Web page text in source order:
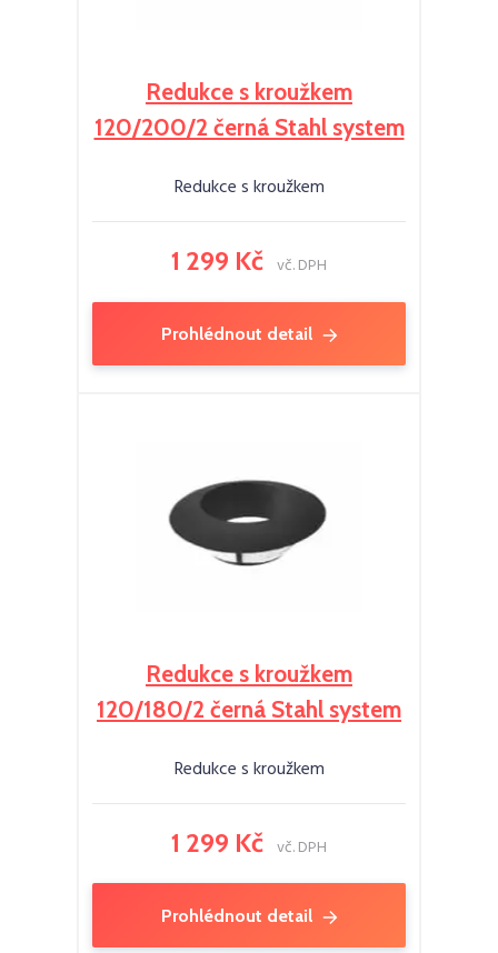
Redukce s kroužkem
120/200/2 černá Stahl system
Redukce s kroužkem
1 299 Kč vč. DPH
Prohlédnout detail
Redukce s kroužkem
120/180/2 černá Stahl system
Redukce s kroužkem
1 299 Kč vč. DPH
Prohlédnout detail